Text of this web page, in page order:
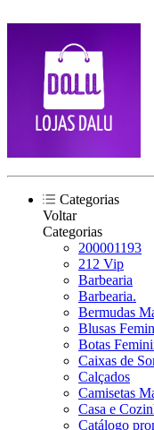
Categorias
Voltar
Categorias
200001193
212 Vip
Barbearia
Barbearia.
Bermudas
Blusas
Botas
Caixas de
Calçados
Camisetas
Casa e
Catálogo